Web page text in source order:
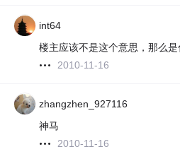
int64
楼主应该不是这个意思，那么是
2010-11-16
zhangzhen_927116
神马
2010-11-16